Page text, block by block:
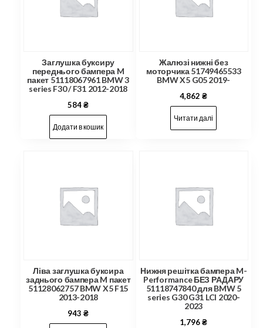
Заглушка буксиру
переднього бампера M
пакет 51118067961 BMW 3
series F30 / F31 2012-2018
584₴
Додати в кошик
Жалюзі нижні без
моторчика 51749465533
BMW X5 G05 2019-
4,862₴
Читати далі
Ліва заглушка буксира
заднього бампера M пакет
51128062757 BMW X5 F15
2013-2018
943₴
Нижня решітка бампера M-
Performance БЕЗ РАДАРУ
51118747840 для BMW 5
series G30 G31 LCI 2020-
2023
1,796₴